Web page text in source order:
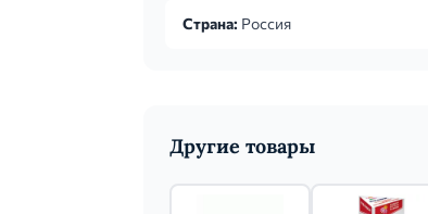
Страна: Россия
Другие товары